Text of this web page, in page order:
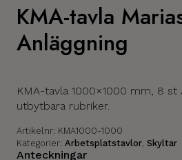
KMA-tavla
Anläggning
KMA-tavla 1000×1000 mm, 8
utbytbara rubriker.
Artikelnr: KMA1000-1000
Kategorier: Arbetsplatstavlor, Skyltar
Anteckningar